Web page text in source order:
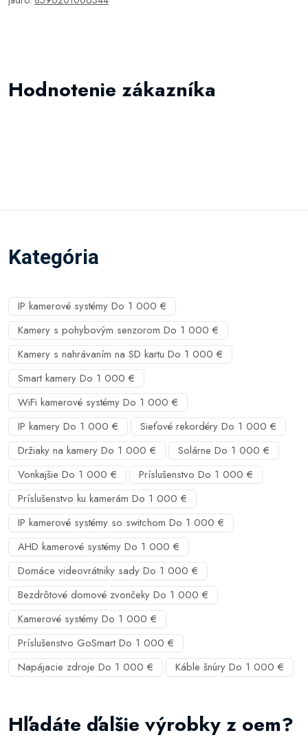
Hodnotenie zákazníka
Kategória
IP kamerové systémy Do 1 000 €
Kamery s pohybovým senzorom Do 1 000 €
Kamery s nahrávaním na SD kartu Do 1 000 €
Smart kamery Do 1 000 €
WiFi kamerové systémy Do 1 000 €
IP kamery Do 1 000 €
Sieťové rekordéry Do 1 000 €
Držiaky na kamery Do 1 000 €
Solárne Do 1 000 €
Vonkajšie Do 1 000 €
Príslušenstvo Do 1 000 €
Príslušenstvo ku kamerám Do 1 000 €
IP kamerové systémy so switchom Do 1 000 €
AHD kamerové systémy Do 1 000 €
Domáce videovrátniky sady Do 1 000 €
Bezdrôtové domové zvončeky Do 1 000 €
Kamerové systémy Do 1 000 €
Príslušenstvo GoSmart Do 1 000 €
Napájacie zdroje Do 1 000 €
Káble šnúry Do 1 000 €
Hľadáte ďalšie výrobky z oem?